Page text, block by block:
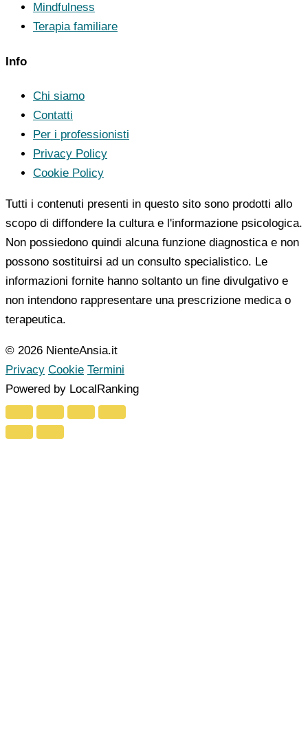
Mindfulness
Terapia familiare
Info
Chi siamo
Contatti
Per i professionisti
Privacy Policy
Cookie Policy
Tutti i contenuti presenti in questo sito sono prodotti allo
scopo di diffondere la cultura e l'informazione psicologica.
Non possiedono quindi alcuna funzione diagnostica e non
possono sostituirsi ad un consulto specialistico. Le
informazioni fornite hanno soltanto un fine divulgativo e
non intendono rappresentare una prescrizione medica o
terapeutica.
© 2026 NienteAnsia.it
Privacy Cookie Termini
Powered by LocalRanking